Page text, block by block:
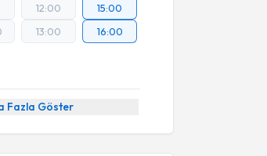
12:00
13:00
15:00
16:00
Fazla Göster